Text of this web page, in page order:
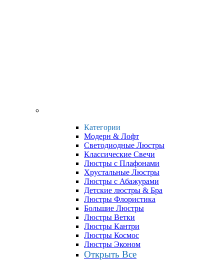
Категории
Модерн & Лофт
Светодиодные Люстры
Классические Свечи
Люстры с Плафонами
Хрустальные Люстры
Люстры с Абажурами
Детские люстры & Бра
Люстры Флористика
Большие Люстры
Люстры Ветки
Люстры Кантри
Люстры Космос
Люстры Эконом
Открыть Все